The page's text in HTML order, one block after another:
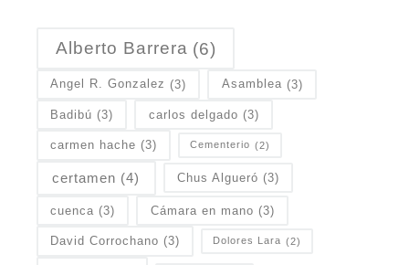
Alberto Barrera (6)
Angel R. Gonzalez (3) Asamblea (3)
Badibú (3) carlos delgado (3)
carmen hache (3) Cementerio (2)
certamen (4) Chus Algueró (3)
cuenca (3) Cámara en mano (3)
David Corrochano (3) Dolores Lara (2)